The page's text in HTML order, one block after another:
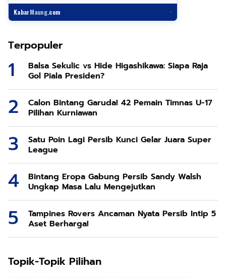
KabarMaung.com –
Terpopuler
Balsa Sekulic vs Hide Higashikawa: Siapa Raja
Gol Piala Presiden?
Calon Bintang Garuda! 42 Pemain Timnas U-17
Pilihan Kurniawan
Satu Poin Lagi Persib Kunci Gelar Juara Super
League
Bintang Eropa Gabung Persib Sandy Walsh
Ungkap Masa Lalu Mengejutkan
Tampines Rovers Ancaman Nyata Persib Intip 5
Aset Berharga!
Topik-Topik Pilihan